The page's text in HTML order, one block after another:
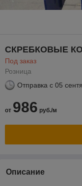
СКРЕБКОВЫЕ
Под заказ
Розница
Отправка с 05
от 986 руб./м
Описание